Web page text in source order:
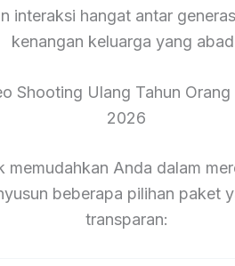
interaksi hangat antar
kenangan keluarga yang
Shooting Ulang Tahun
2026
memudahkan Anda dalam
beberapa pilihan paket
transparan: